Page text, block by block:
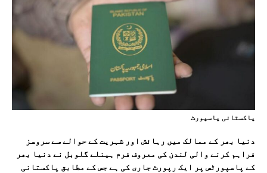
پاکستانی پاسپورٹ
دنیا بھر کے ممالک میں رہائش اور شہریت کے حوالے سے سروسز
فراہم کرنے والی لندن کی معروف فرم ہینلے گلوبل نے دنیا بھر
کے پاسپورٹس پر ایک رپورٹ جاری کی ہے جس کے مطابق پاکستانی